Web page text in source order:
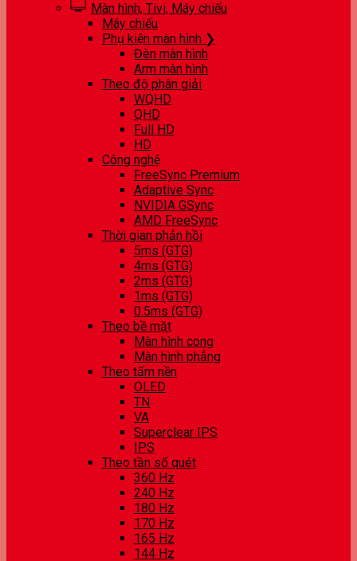
Màn hình, Tivi, Máy chiếu
Máy chiếu
Phụ kiện màn hình ❯
Đèn màn hình
Arm màn hình
Theo độ phân giải
WQHD
QHD
Full HD
HD
Công nghệ
FreeSync Premium
Adaptive Sync
NVIDIA GSync
AMD FreeSync
Thời gian phản hồi
5ms (GTG)
4ms (GTG)
2ms (GTG)
1ms (GTG)
0.5ms (GTG)
Theo bề mặt
Màn hình cong
Màn hình phẳng
Theo tấm nền
OLED
TN
VA
Superclear IPS
IPS
Theo tần số quét
360 Hz
240 Hz
180 Hz
170 Hz
165 Hz
144 Hz